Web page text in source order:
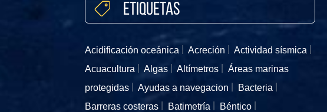
Etiquetas
Acidificación oceánica Acreción
Actividad sísmica
Acuacultura
Algas Altímetros
Áreas marinas
protegidas
Ayudas a navegacion
Bacteria
Barreras costeras
Batimetría
Béntico